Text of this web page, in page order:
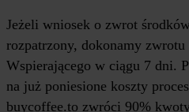
Jeżeli wniosek o zwrot
rozpatrzony, dokonamy
Wspierającego w ciągu 7 dni.
na już poniesione koszty
buycoffee.to zwróci 90%